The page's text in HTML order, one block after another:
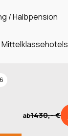
/ Halbpension
Mittelklassehotels
ab1430,- €